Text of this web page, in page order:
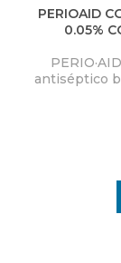
PERIOAID
0.05%
antiséptico